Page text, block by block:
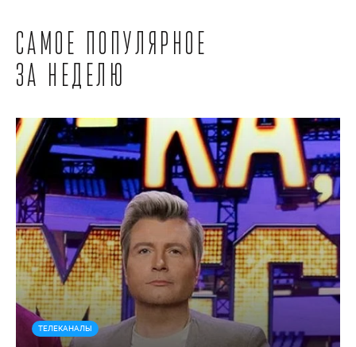
Самое популярное
за неделю
ТЕЛЕКАНАЛЫ